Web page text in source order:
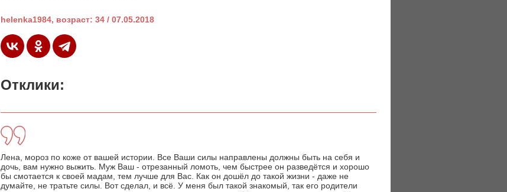
helenka1984, возраст: 34 / 07.05.2018
Отклики:
Лена, мороз по коже от вашей истории. Все Ваши силы направлены должны быть на себя и
дочь, вам нужно выжить. Муж Ваш - отрезанный ломоть, чем быстрее он разведётся и хорошо
бы смотается к своей мадам, тем лучше для Вас. Как он дошёл до такой жизни - даже не
думайте, не тратьте силы. Вот сделал, и всё. У меня был такой знакомый, так его родители